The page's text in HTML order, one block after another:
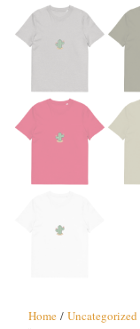
Home/ Uncategorized